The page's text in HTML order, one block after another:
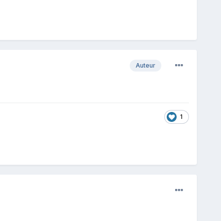
Auteur
1